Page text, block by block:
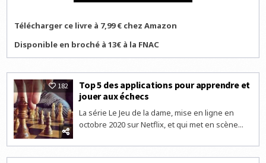
Télécharger ce livre à 7,99 € chez Amazon
Disponible en broché à 13€ à la FNAC
182
Top 5 des applications pour apprendre et
jouer aux échecs
La série Le Jeu de la dame, mise en ligne en
octobre 2020 sur Netflix, et qui met en scène...